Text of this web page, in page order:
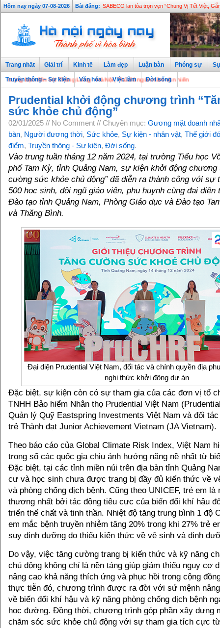
Hôm nay ngày 07-08-2026 Bài đăng: SABECO lan tỏa trọn vẹn “Chung Vị Tết Việt,
đến với Thăng Long - Hà Nội, Thủ đô ngàn năm văn hiến
Trang nhất Giải trí Kinh tế Làm đẹp Luận bàn Phóng sự
Truyền thông – Sự kiện Văn hóa Việc làm Đời sống
Prudential khởi động chương trình
sức khỏe chủ động”
02/01/2025 // No Comment // Chuyên mục: Gương mặt doanh
bàn, Người đương thời, Sức khỏe, Sự kiện - nhân vật, Thế giới
điểm, Truyền thông - Sự kiện, Đời sống.
Vào trung tuần tháng 12 năm 2024, tại trường Tiểu học
phố Tam Kỳ, tỉnh Quảng Nam, sự kiện khởi động chương
cường sức khỏe chủ động” đã diễn ra thành công với sự
500học sinh, đội ngũ giáo viên, phụ huynh cùng đại diện
Đào tạo tỉnh Quảng Nam, Phòng Giáo dục và Đào tạo
và Thăng Bình.
Đại diện Prudential Việt Nam, đối tác và chính quyền địa
nghi thức khởi động dự án
Đặc biệt, sự kiện còn có sự tham gia của các đơn vị tổ
TNHH Bảo hiểm Nhân thọ Prudential Việt Nam
Quản lý Quỹ Eastspring Investments Việt Nam và đối tác
trẻ Thành đạt Junior Achievement Vietnam (JA Vietnam).
Theo báo cáo của Global Climate Risk Index, Việt Nam
trong số các quốc gia chịu ảnh hưởng nặng nề nhất từ
Đặc biệt, tại các tỉnh miền núi trên địa bàn tỉnh Quảng
cư và học sinh chưa được trang bị đầy đủ kiến thức về
và phòng chống dịch bệnh. Cũng theo UNICEF, trẻ em là
thương nhất bởi tác động tiêu cực của biến đổi khí hậu
triển thể chất và tinh thần. Nhiệt độ tăng trung bình 1 độ
em mắc bệnh truyền nhiễm tăng 20% ​​trong khi 27% trẻ
suy dinh dưỡng do thiếu kiến ​​thức về vệ sinh và dinh
Do vậy, việc tăng cường trang bị kiến thức và kỹ năng
chủ động không chỉ là nền tảng giúp giảm thiểu nguy cơ
nâng cao khả năng thích ứng và phục hồi trong cộng
thực tiễn đó, chương trình được ra đời với sứ mệnh
về biến đổi khí hậu và kỹ năng phòng chống dịch bệnh
học đường. Đồng thời, chương trình góp phần xây dựng
chăm sóc sức khỏe chủ động với sự tham gia tích cực